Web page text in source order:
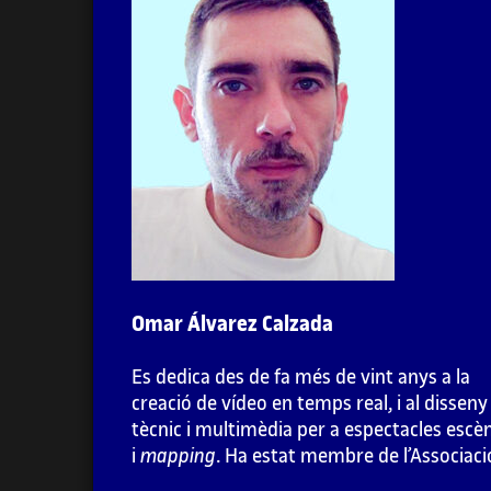
1. Introducció a les instal·lacions
audiovisuals
2. Videoinstal·lacions
2.1. Introducció: del videoart almapping
Fischinger a McLaren
2.3. Video killed the radio star. Videoart i
cultura de masses
2.4. Psicodèlia,vjing,ravei cultura delremix
Omar Álvarez Calzada
Es dedica des de fa més de vint anys a la
creació de vídeo en temps real, i al disseny
tècnic i multimèdia per a espectacles
i mapping. Ha estat membre de